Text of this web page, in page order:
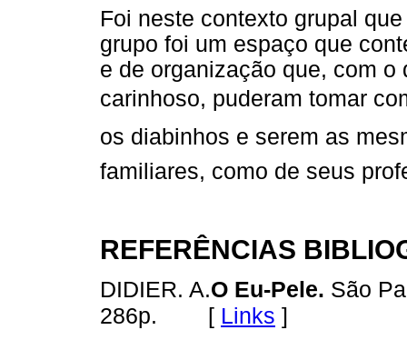
Foi neste contexto grupal
grupo foi um espaço que
e de organização que, com
carinhoso, puderam tomar
os diabinhos e serem as
familiares, como de seus
REFERÊNCIAS
DIDIER. A.O Eu-Pele. São
286p. [ Links ]